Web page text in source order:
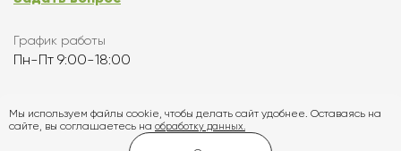
График работы
Пн-Пт 9:00-18:00
Подписаться
Мы используем файлы cookie, чтобы делать сайт удобнее. Оставаясь на
сайте, вы соглашаетесь на обработку данных.